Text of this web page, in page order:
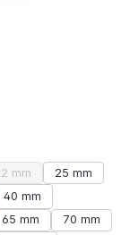
mm
(Diese Option ist
25 mm
nicht verfügbar.)
40 mm
65 mm
70 mm